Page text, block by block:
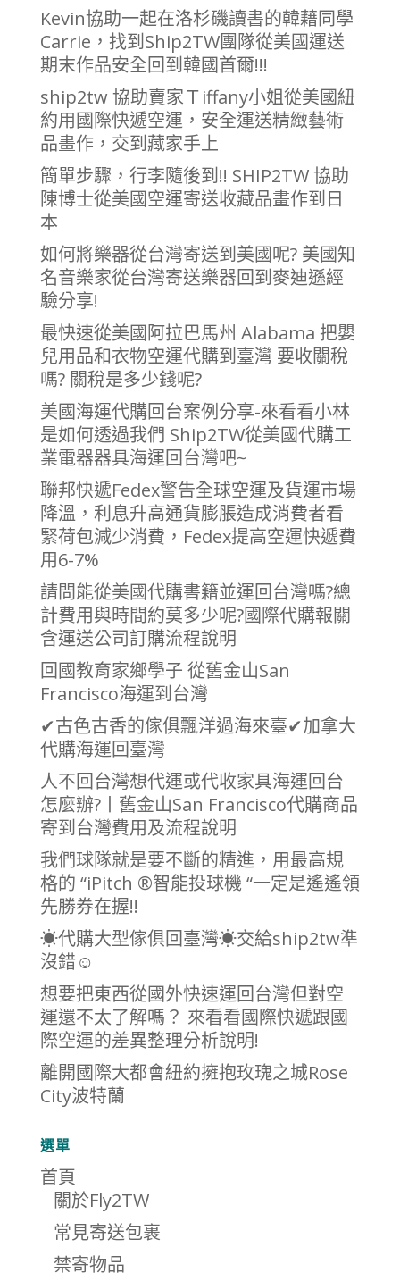
Kevin協助一起在洛杉磯讀書的韓藉同學
Carrie，找到Ship2TW團隊從美國運送
期末作品安全回到韓國首爾!!!
ship2tw 協助賣家Ｔiffany小姐從美國紐
約用國際快遞空運，安全運送精緻藝術
品畫作，交到藏家手上
簡單步驟，行李隨後到!! SHIP2TW 協助
陳博士從美國空運寄送收藏品畫作到日
本
如何將樂器從台灣寄送到美國呢? 美國知
名音樂家從台灣寄送樂器回到麥迪遜經
驗分享!
最快速從美國阿拉巴馬州 Alabama 把嬰
兒用品和衣物空運代購到臺灣 要收關稅
嗎? 關稅是多少錢呢?
美國海運代購回台案例分享-來看看小林
是如何透過我們 Ship2TW從美國代購工
業電器器具海運回台灣吧~
聯邦快遞Fedex警告全球空運及貨運市場
降溫，利息升高通貨膨脹造成消費者看
緊荷包減少消費，Fedex提高空運快遞費
用6-7%
請問能從美國代購書籍並運回台灣嗎?總
計費用與時間約莫多少呢?國際代購報關
含運送公司訂購流程說明
回國教育家鄉學子 從舊金山San
Francisco海運到台灣
✔古色古香的傢俱飄洋過海來臺✔加拿大
代購海運回臺灣
人不回台灣想代運或代收家具海運回台
怎麼辦?丨舊金山San Francisco代購商品
寄到台灣費用及流程說明
我們球隊就是要不斷的精進，用最高規
格的 “iPitch ®智能投球機 “一定是遙遙領
先勝券在握!!
☀代購大型傢俱回臺灣☀交給ship2tw準
沒錯☺
想要把東西從國外快速運回台灣但對空
運還不太了解嗎？ 來看看國際快遞跟國
際空運的差異整理分析說明!
離開國際大都會紐約擁抱玫瑰之城Rose
City波特蘭
選單
首頁
關於Fly2TW
常見寄送包裹
禁寄物品